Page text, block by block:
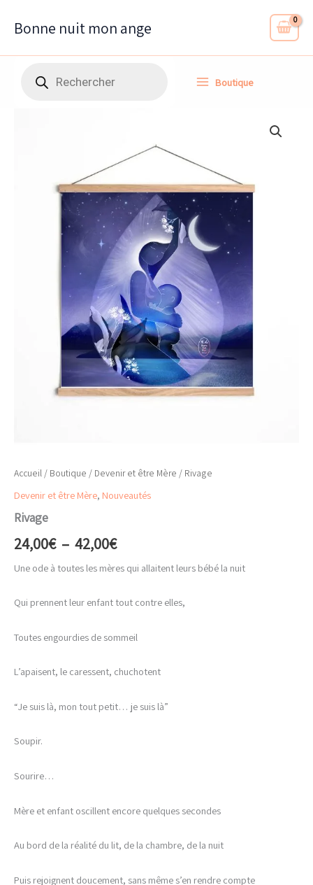
Bonne nuit mon ange
Boutique
Accueil / Boutique / Devenir et être Mère / Rivage
Devenir et être Mère, Nouveautés
Rivage
24,00€ – 42,00€Plage
de
à
42,00€
Une ode à toutes les mères qui allaitent leurs bébé la nuit
Qui prennent leur enfant tout contre elles,
Toutes engourdies de sommeil
L’apaisent, le caressent, chuchotent
“Je suis là, mon tout petit… je suis là”
Soupir.
Sourire…
Mère et enfant oscillent encore quelques secondes
Au bord de la réalité du lit, de la chambre, de la nuit
Puis rejoignent doucement, sans même s’en rendre compte